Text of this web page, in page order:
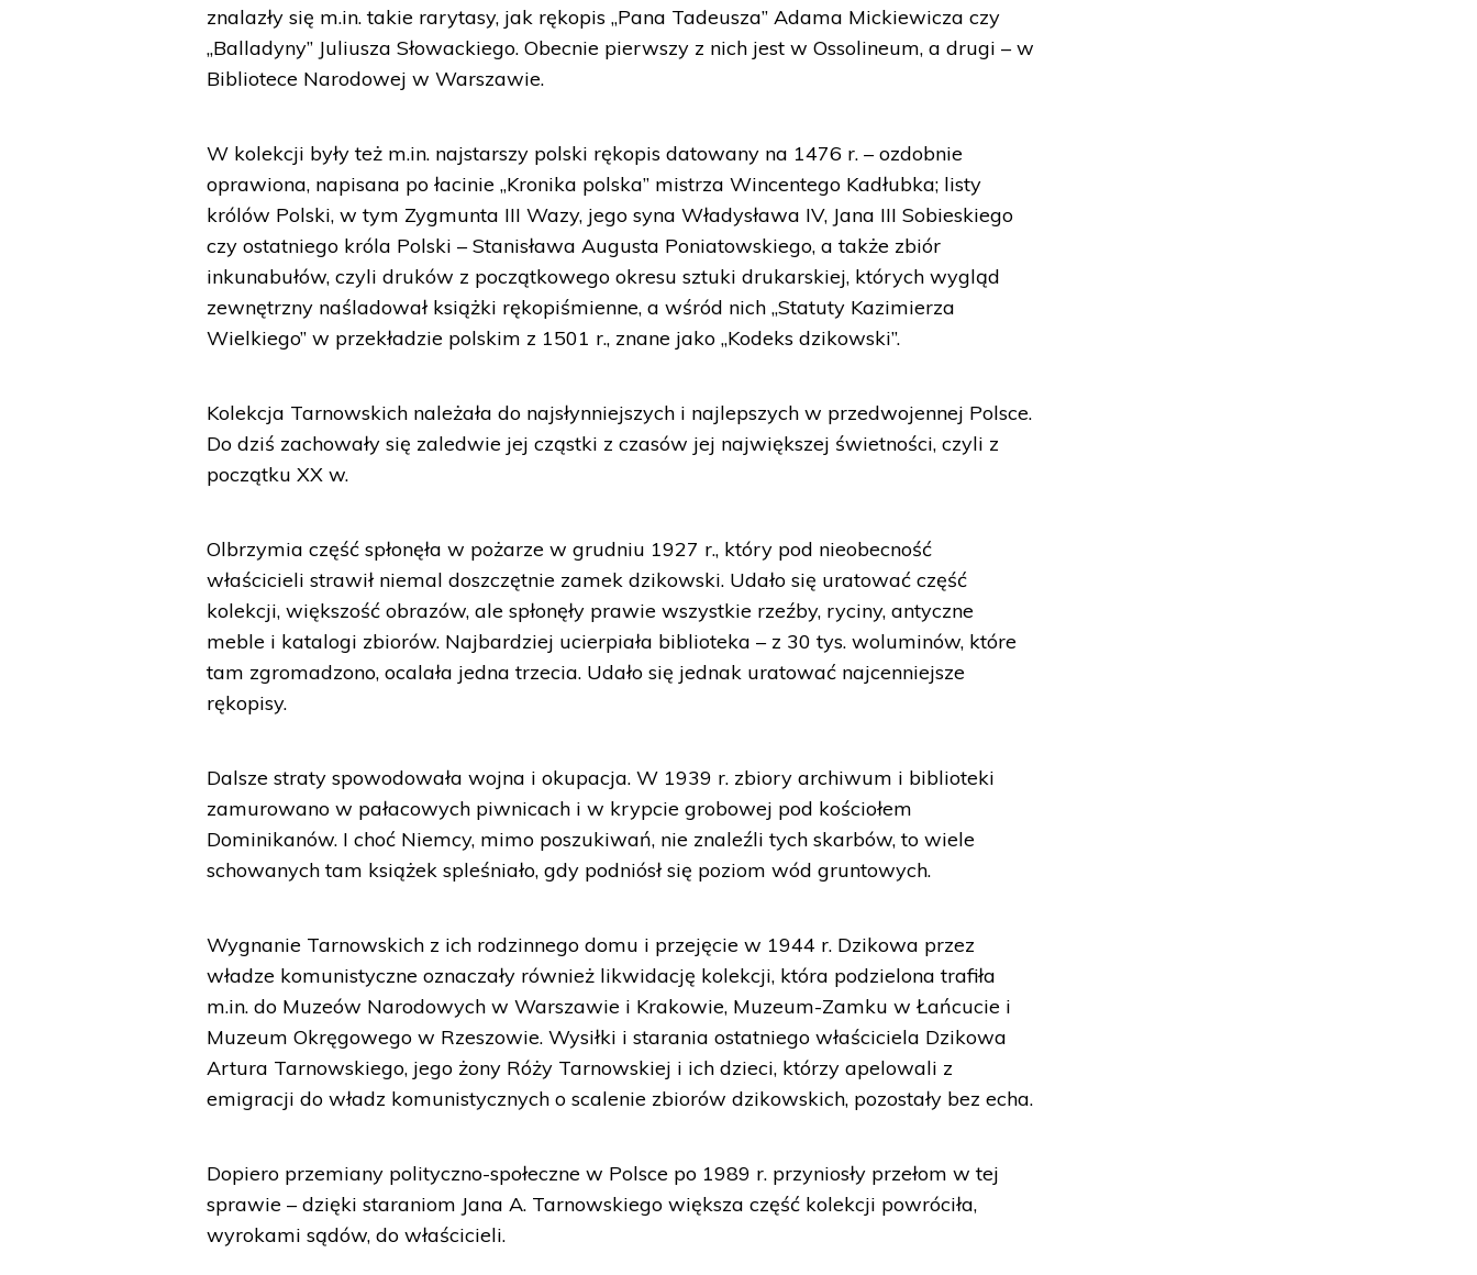
znalazły się m.in. takie rarytasy, jak rękopis „Pana Tadeusza” Adama Mickiewicza czy
„Balladyny” Juliusza Słowackiego. Obecnie pierwszy z nich jest w Ossolineum, a drugi – w
Bibliotece Narodowej w Warszawie.
W kolekcji były też m.in. najstarszy polski rękopis datowany na 1476 r. – ozdobnie
oprawiona, napisana po łacinie „Kronika polska” mistrza Wincentego Kadłubka; listy
królów Polski, w tym Zygmunta III Wazy, jego syna Władysława IV, Jana III Sobieskiego
czy ostatniego króla Polski – Stanisława Augusta Poniatowskiego, a także zbiór
inkunabułów, czyli druków z początkowego okresu sztuki drukarskiej, których wygląd
zewnętrzny naśladował książki rękopiśmienne, a wśród nich „Statuty Kazimierza
Wielkiego” w przekładzie polskim z 1501 r., znane jako „Kodeks dzikowski”.
Kolekcja Tarnowskich należała do najsłynniejszych i najlepszych w przedwojennej Polsce.
Do dziś zachowały się zaledwie jej cząstki z czasów jej największej świetności, czyli z
początku XX w.
Olbrzymia część spłonęła w pożarze w grudniu 1927 r., który pod nieobecność
właścicieli strawił niemal doszczętnie zamek dzikowski. Udało się uratować część
kolekcji, większość obrazów, ale spłonęły prawie wszystkie rzeźby, ryciny, antyczne
meble i katalogi zbiorów. Najbardziej ucierpiała biblioteka – z 30 tys. woluminów, które
tam zgromadzono, ocalała jedna trzecia. Udało się jednak uratować najcenniejsze
rękopisy.
Dalsze straty spowodowała wojna i okupacja. W 1939 r. zbiory archiwum i biblioteki
zamurowano w pałacowych piwnicach i w krypcie grobowej pod kościołem
Dominikanów. I choć Niemcy, mimo poszukiwań, nie znaleźli tych skarbów, to wiele
schowanych tam książek spleśniało, gdy podniósł się poziom wód gruntowych.
Wygnanie Tarnowskich z ich rodzinnego domu i przejęcie w 1944 r. Dzikowa przez
władze komunistyczne oznaczały również likwidację kolekcji, która podzielona trafiła
m.in. do Muzeów Narodowych w Warszawie i Krakowie, Muzeum-Zamku w Łańcucie i
Muzeum Okręgowego w Rzeszowie. Wysiłki i starania ostatniego właściciela Dzikowa
Artura Tarnowskiego, jego żony Róży Tarnowskiej i ich dzieci, którzy apelowali z
emigracji do władz komunistycznych o scalenie zbiorów dzikowskich, pozostały bez echa.
Dopiero przemiany polityczno-społeczne w Polsce po 1989 r. przyniosły przełom w tej
sprawie – dzięki staraniom Jana A. Tarnowskiego większa część kolekcji powróciła,
wyrokami sądów, do właścicieli.